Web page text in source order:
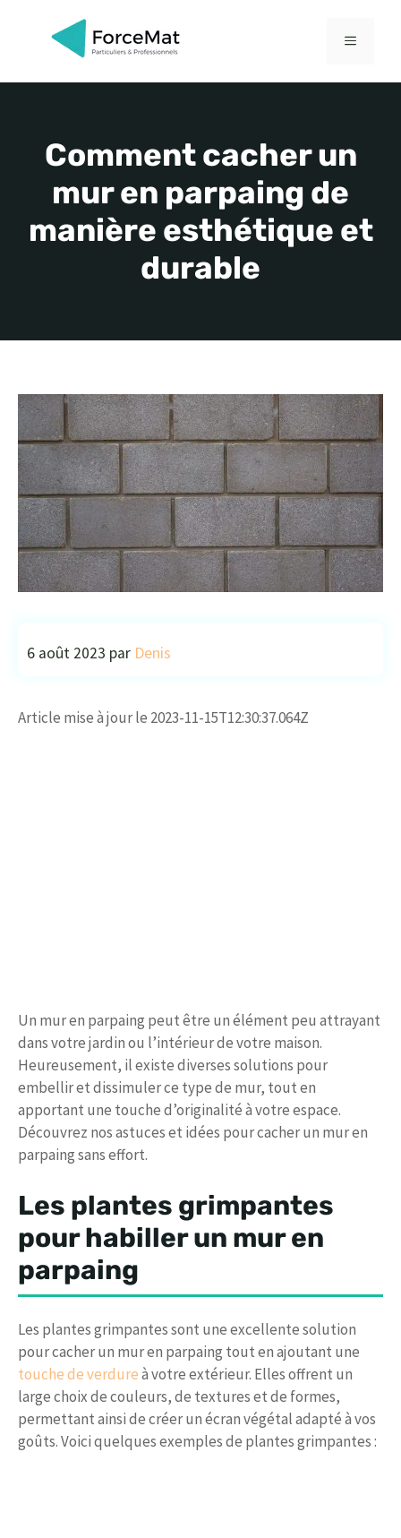
MENU
Comment cacher un
mur en parpaing de
manière esthétique et
durable
6 août 2023 par Denis
Article mise à jour le 2023-11-15T12:30:37.064Z
Un mur en parpaing peut être un élément peu attrayant
dans votre jardin ou l’intérieur de votre maison.
Heureusement, il existe diverses solutions pour
embellir et dissimuler ce type de mur, tout en
apportant une touche d’originalité à votre espace.
Découvrez nos astuces et idées pour cacher un mur en
parpaing sans effort.
Les plantes grimpantes
pour habiller un mur en
parpaing
Les plantes grimpantes sont une excellente solution
pour cacher un mur en parpaing tout en ajoutant une
touche de verdureà votre extérieur. Elles offrent un
large choix de couleurs, de textures et de formes,
permettant ainsi de créer un écran végétal adapté à vos
goûts. Voici quelques exemples de plantes grimpantes :